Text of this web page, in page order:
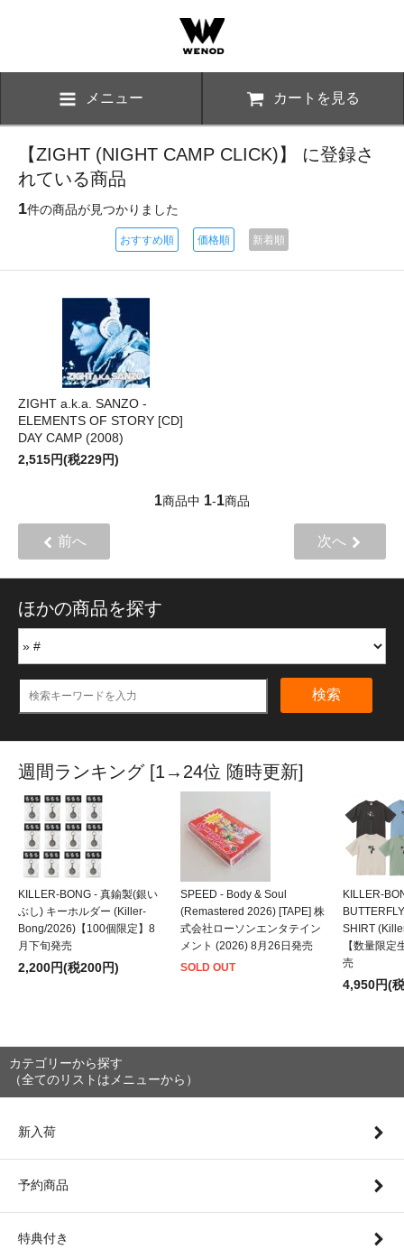
メニュー カートを見る
【ZIGHT (NIGHT CAMP CLICK)】 に登録さ
れている商品
1件の商品が見つかりました
おすすめ順 価格順 新着順
ZIGHT a.k.a. SANZO -
ELEMENTS OF STORY [CD]
DAY CAMP (2008)
2,515円(税229円)
1商品中 1-1商品
前へ 次へ
ほかの商品を探す
検索
週間ランキング [1→24位 随時更新]
KILLER-BONG - 真鍮製(銀い
ぶし) キーホルダー (Killer-
Bong/2026)【100個限定】8
月下旬発売
2,200円(税200円)
SPEED - Body & Soul
(Remastered 2026) [TAPE] 株
式会社ローソンエンタテイン
メント (2026) 8月26日発売
SOLD OUT
KILLER-
SHIRT
【数量限定
売
4,950円(
カテゴリーから探す
（全てのリストはメニューから）
新入荷
予約商品
特典付き